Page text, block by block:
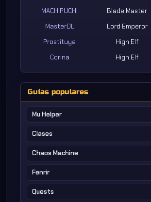
MACHIPUCHI
Blade Master
MasterDL
Lord Emperor
Prostituya
High Elf
Corina
High Elf
Guías populares
Mu Helper
Clases
Chaos Machine
Fenrir
Quests